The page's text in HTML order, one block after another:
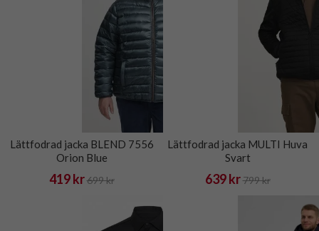
Lättfodrad jacka BLEND 7556
Orion Blue
419 kr 699 kr
Lättfodrad jacka MULTI Huva
Svart
639 kr 799 kr